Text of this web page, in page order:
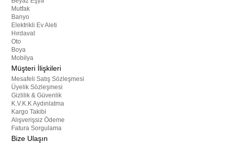
Mutfak
Banyo
Elektrikli Ev Aleti
Hırdavat
Oto
Boya
Mobilya
Müşteri İlişkileri
Mesafeli Satış Sözleşmesi
Üyelik Sözleşmesi
Gizlilik & Güvenlik
K.V.K.K Aydınlatma
Kargo Takibi
Alışverişsiz Ödeme
Fatura Sorgulama
Bize Ulaşın